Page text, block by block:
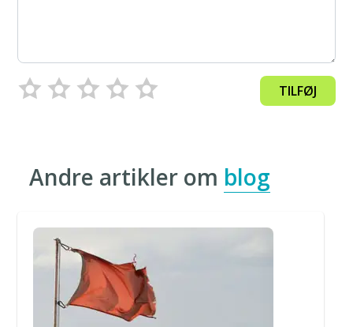
TILFØJ
Andre artikler om blog